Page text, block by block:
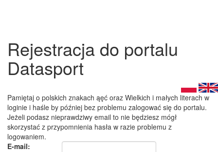
Rejestracja do portalu
Datasport
Pamiętaj o polskich znakach ąęć oraz Wielkich i małych literach w
loginie i haśle by później bez problemu zalogować się do portalu.
Jeżeli podasz nieprawdziwy email to nie będziesz mógł
skorzystać z przypomnienia hasła w razie problemu z
logowaniem.
E-mail: